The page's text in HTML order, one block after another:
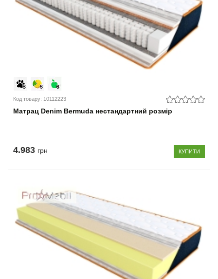
Код товару: 10112223
Матрац Denim Bermuda нестандартний розмір
4.983 грн КУПИТИ